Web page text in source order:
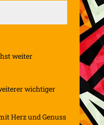
weiter
wichtiger
Herz und Genuss